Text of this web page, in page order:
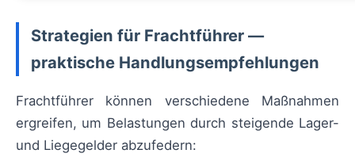
Strategien für Frachtführer —
praktische Handlungsempfehlungen
Frachtführer können verschiedene Maßnahmen
ergreifen, um Belastungen durch steigende Lager-
und Liegegelder abzufedern: